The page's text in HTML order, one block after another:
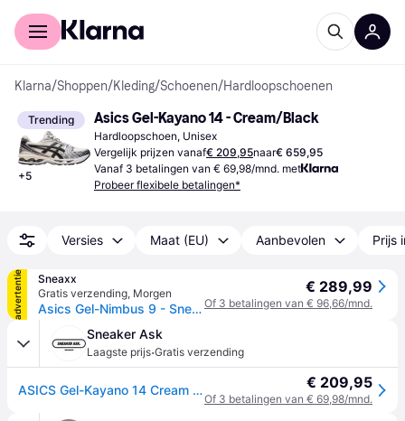
Voor shoppers
Klarna/Shoppen/Kleding/Schoenen/Hardloopschoenen
Trending
+5
Asics Gel-Kayano 14 - Cream/Black
Hardloopschoen, Unisex
Vergelijk prijzen vanaf€ 209,95naar€ 659,95
Vanaf 3 betalingen van € 69,98/mnd. met
Probeer flexibele betalingen*
Versies Maat (EU) Aanbevolen Prijs
advertentie
Sneaxx
Gratis verzending, Morgen
Asics Gel-Nimbus 9 - Sneakers - Cream Zwart - EU 40.5
€ 289,99
Of 3 betalingen van € 96,66/mnd.
Sneaker Ask
Laagste prijs·Gratis verzending
ASICS Gel-Kayano 14 Cream Black Metallic Plum € 209,95
Of 3 betalingen van € 69,98/mnd.